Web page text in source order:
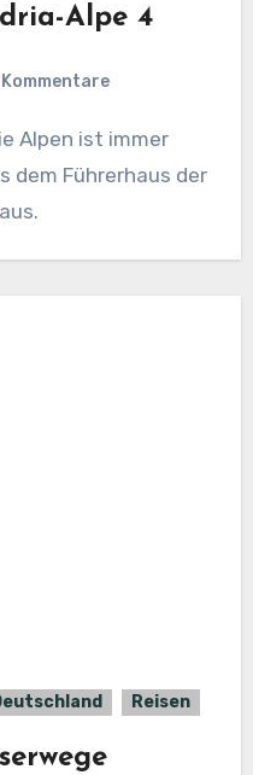
Alpe 4
dem Führerhaus der
Reisen